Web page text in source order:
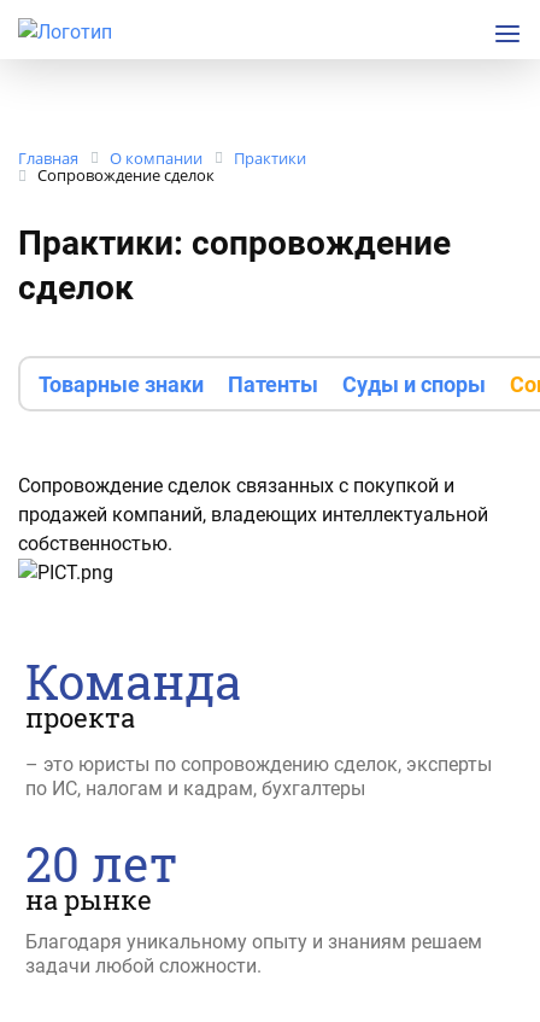
Главная О компании Практики
Сопровождение сделок
Практики: сопровождение
сделок
Товарные знаки Патенты Суды и споры
Сопровождение сделок связанных с покупкой и
продажей компаний, владеющих интеллектуальной
собственностью.
Команда
проекта
– это юристы по сопровождению сделок, эксперты
по ИС, налогам и кадрам, бухгалтеры
20 лет
на рынке
Благодаря уникальному опыту и знаниям решаем
задачи любой сложности.